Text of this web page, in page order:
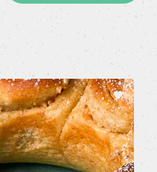
Senza latticini